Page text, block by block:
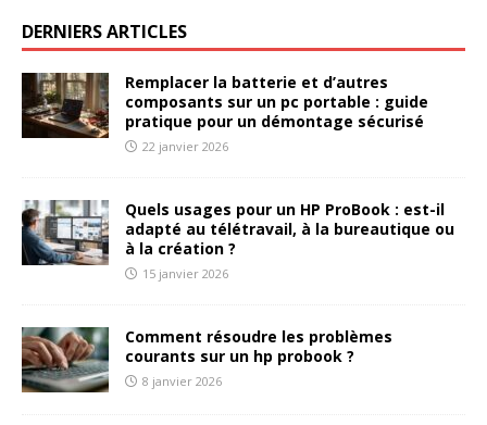
DERNIERS ARTICLES
Remplacer la batterie et d’autres
composants sur un pc portable : guide
pratique pour un démontage sécurisé
22 janvier 2026
Quels usages pour un HP ProBook : est-il
adapté au télétravail, à la bureautique ou
à la création ?
15 janvier 2026
Comment résoudre les problèmes
courants sur un hp probook ?
8 janvier 2026